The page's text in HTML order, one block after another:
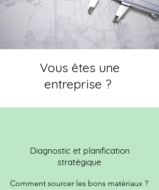
Vous êtes une
entreprise ?
Diagnostic et planification
stratégique
Comment sourcer les bons matériaux ?